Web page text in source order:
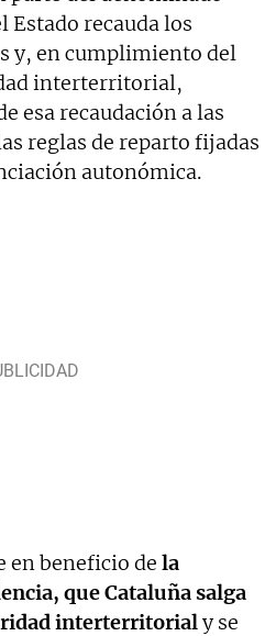
recauda los
y, en cumplimiento del
interterritorial,
esa recaudación a las
reglas de reparto fijadas
autonómica.
en beneficio de la
que Cataluña salga
interterritorialy se